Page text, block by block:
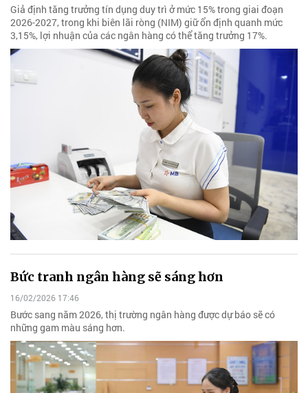
Giả định tăng trưởng tín dụng duy trì ở mức 15% trong giai đoạn
2026-2027, trong khi biên lãi ròng (NIM) giữ ổn định quanh mức
3,15%, lợi nhuận của các ngân hàng có thể tăng trưởng 17%.
Bức tranh ngân hàng sẽ sáng hơn
16/02/2026 17:46
Bước sang năm 2026, thị trường ngân hàng được dự báo sẽ có
những gam màu sáng hơn.